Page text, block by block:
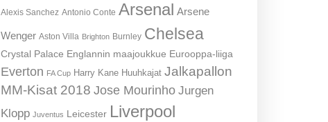
Alexis Sanchez Antonio Conte Arsenal Arsene
Wenger Aston Villa Brighton Burnley Chelsea
Crystal Palace Englannin maajoukkue Eurooppa-liiga
Everton FA Cup Harry Kane Huuhkajat Jalkapallon
MM-Kisat 2018 Jose Mourinho Jurgen
Klopp Juventus Leicester Liverpool